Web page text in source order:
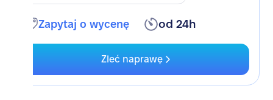
Zapytaj o wycenę od 24h
Zleć naprawę